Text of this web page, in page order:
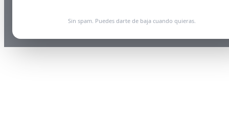
Sin spam. Puedes darte de baja cuando quieras.